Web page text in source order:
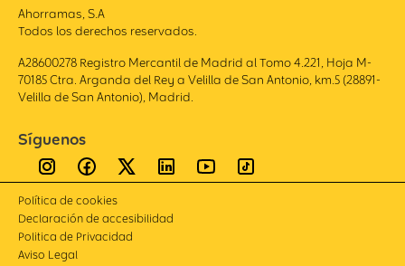
Ahorramas, S.A
Todos los derechos reservados.
A28600278 Registro Mercantil de Madrid al Tomo 4.221, Hoja M-
70185 Ctra. Arganda del Rey a Velilla de San Antonio, km.5 (28891-
Velilla de San Antonio), Madrid.
Síguenos
Política de cookies
Declaración de accesibilidad
Politica de Privacidad
Aviso Legal